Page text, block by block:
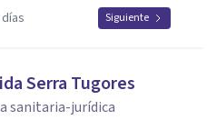
Siguiente
Serra Tugores
sanitaria-jurídica